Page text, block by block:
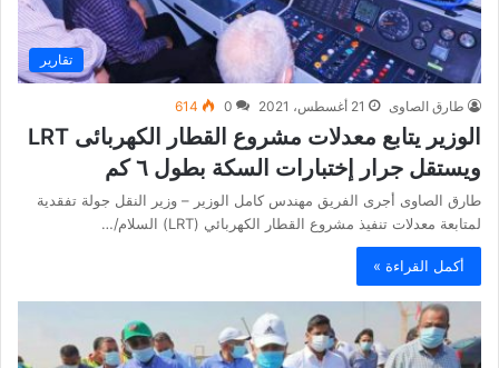
تقارير
طارق الصاوى 21 أغسطس، 2021 0
614
الوزير يتابع معدلات مشروع القطار الكهربائى LRT
ويستقل جرار إختبارات السكة بطول ٦ كم
طارق الصاوى أجرى الفريق مهندس كامل الوزير – وزير النقل جولة تفقدية
لمتابعة معدلات تنفيذ مشروع القطار الكهربائي (LRT) السلام/…
أكمل القراءة »